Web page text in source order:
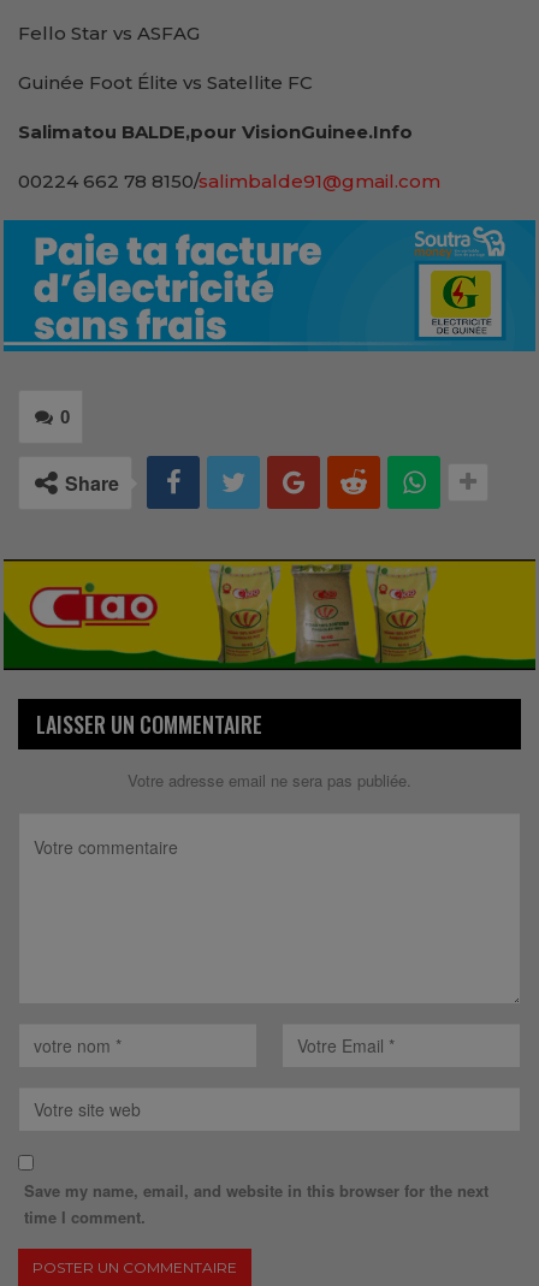
Fello Star vs ASFAG
Guinée Foot Élite vs Satellite FC
Salimatou BALDE,pour VisionGuinee.Info
00224 662 78 8150/salimbalde91@gmail.com
0
Share
LAISSER UN COMMENTAIRE
Votre adresse email ne sera pas publiée.
Save my name, email, and website in this browser for the next
time I comment.